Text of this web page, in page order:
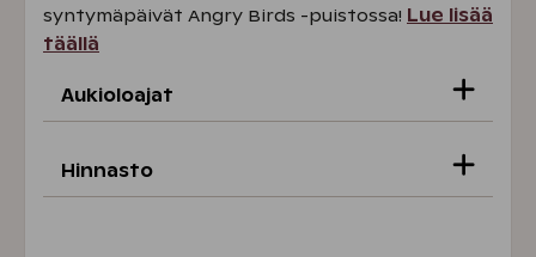
syntymäpäivät Angry Birds -puistossa! Lue lisää
täällä
Aukioloajat
Ti ja la klo 11-15
Hinnasto